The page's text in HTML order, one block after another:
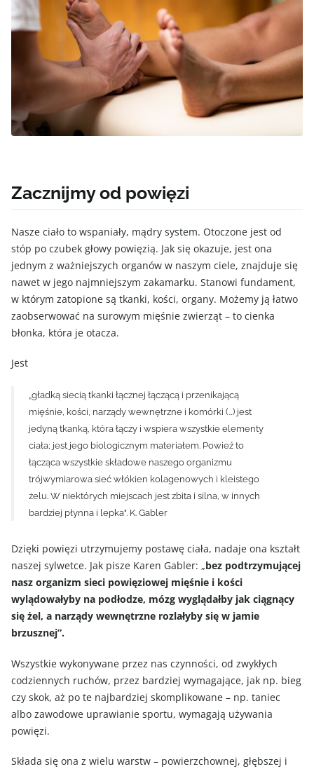
Zacznijmy od powięzi
Nasze ciało to wspaniały, mądry system. Otoczone jest od
stóp po czubek głowy powięzią. Jak się okazuje, jest ona
jednym z ważniejszych organów w naszym ciele, znajduje się
nawet w jego najmniejszym zakamarku. Stanowi fundament,
w którym zatopione są tkanki, kości, organy. Możemy ją łatwo
zaobserwować na surowym mięśnie zwierząt – to cienka
błonka, która je otacza.
Jest
„gładką siecią tkanki łącznej łączącą i przenikającą
mięśnie, kości, narządy wewnętrzne i komórki (…) jest
jedyną tkanką, która łączy i wspiera wszystkie elementy
ciała; jest jego biologicznym materiałem. Powieź to
łącząca wszystkie składowe naszego organizmu
trójwymiarowa sieć włókien kolagenowych i kleistego
żelu. W niektórych miejscach jest zbita i silna, w innych
bardziej płynna i lepka". K. Gabler
Dzięki powięzi utrzymujemy postawę ciała, nadaje ona kształt
naszej sylwetce. Jak pisze Karen Gabler: „bez podtrzymującej
nasz organizm sieci powięziowej mięśnie i kości
wylądowałyby na podłodze, mózg wyglądałby jak ciągnący
się żel, a narządy wewnętrzne rozlałyby się w jamie
brzusznej”.
Wszystkie wykonywane przez nas czynności, od zwykłych
codziennych ruchów, przez bardziej wymagające, jak np. bieg
czy skok, aż po te najbardziej skomplikowane – np. taniec
albo zawodowe uprawianie sportu, wymagają używania
powięzi.
Składa się ona z wielu warstw – powierzchownej, głębszej i